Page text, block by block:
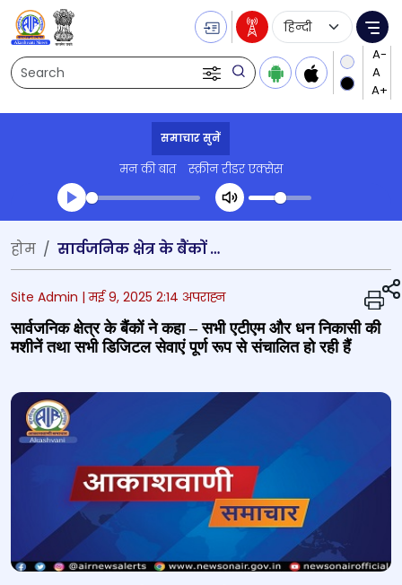
Search
Language
समाचार सुनें
मन की बात स्क्रीन रीडर एक्सेस
Transcript summary
प्ले ऑडियो
होम सार्वजनिक क्षेत्र के बैंकों ने कहा – सभी एटीएम और धन निकासी की मशीनें तथा सभी डिजिटल सेवाएं पूर्ण रूप से संचालित हो रही हैं
Site Admin |मई 9, 2025 2:14 अपराह्न
सार्वजनिक क्षेत्र के बैंकों ने कहा – सभी एटीएम और धन निकासी की
मशीनें तथा सभी डिजिटल सेवाएं पूर्ण रूप से संचालित हो रही हैं